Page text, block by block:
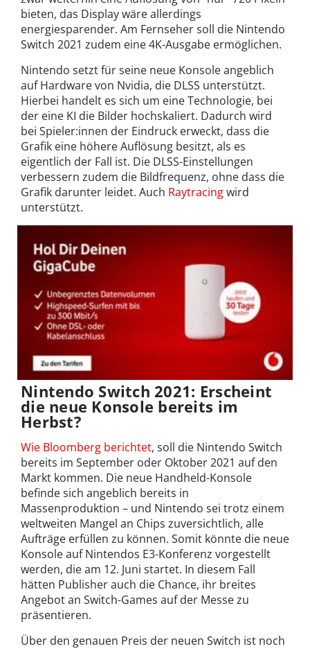
bieten, das Display wäre allerdings
energiesparender. Am Fernseher soll die Nintendo
Switch 2021 zudem eine 4K-Ausgabe ermöglichen.
Nintendo setzt für seine neue Konsole angeblich
auf Hardware von Nvidia, die DLSS unterstützt.
Hierbei handelt es sich um eine Technologie, bei
der eine KI die Bilder hochskaliert. Dadurch wird
bei Spieler:innen der Eindruck erweckt, dass die
Grafik eine höhere Auflösung besitzt, als es
eigentlich der Fall ist. Die DLSS-Einstellungen
verbessern zudem die Bildfrequenz, ohne dass die
Grafik darunter leidet. Auch Raytracingwird
unterstützt.
Nintendo Switch 2021: Erscheint
die neue Konsole bereits im
Herbst?
Wie Bloomberg berichtet, soll die Nintendo Switch
bereits im September oder Oktober 2021 auf den
Markt kommen. Die neue Handheld-Konsole
befinde sich angeblich bereits in
Massenproduktion – und Nintendo sei trotz einem
weltweiten Mangel an Chips zuversichtlich, alle
Aufträge erfüllen zu können. Somit könnte die neue
Konsole auf Nintendos E3-Konferenz vorgestellt
werden, die am 12. Juni startet. In diesem Fall
hätten Publisher auch die Chance, ihr breites
Angebot an Switch-Games auf der Messe zu
präsentieren.
Über den genauen Preis der neuen Switch ist noch